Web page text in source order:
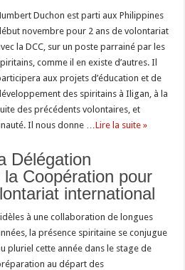
Duchon est parti aux Philippines
novembre pour 2 ans de volontariat
la DCC, sur un poste parrainé par les
comme il en existe d’autres. Il
aux projets d’éducation et de
des spiritains à Iligan, à la
des précédents volontaires, et
Il nous donne …Lire la suite »
Délégation
Coopération pour
international
à une collaboration de longues
la présence spiritaine se conjugue
pluriel cette année dans le stage de
au départ des